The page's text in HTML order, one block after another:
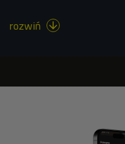
rozwiń 